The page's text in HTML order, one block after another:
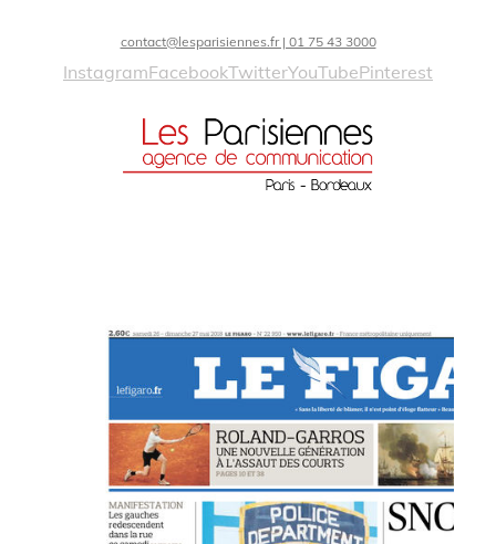
contact@lesparisiennes.fr | 01 75 43 3000
InstagramFacebookTwitterYouTubePinterest